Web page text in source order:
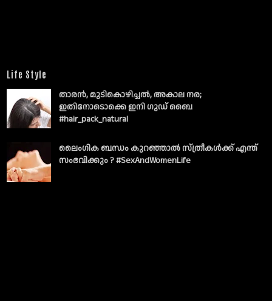
Life Style
താരൻ, മുടികൊഴിച്ചൽ, അകാല നര;
ഇതിനോടൊക്കെ ഇനി ഗുഡ് ബൈ
#hair_pack_natural
ലൈംഗിക ബന്ധം കുറഞ്ഞാല്‍ സ്ത്രീകള്‍ക്ക് എന്ത്
സംഭവിക്കും ? #SexAndWomenLife